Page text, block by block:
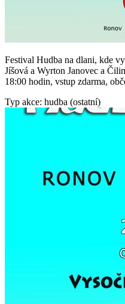
Festival Hudba na dlani, kde
Jíšová a Wyrton Janovec a
18:00 hodin, vstup zdarma,
Typ akce: hudba (ostatní)